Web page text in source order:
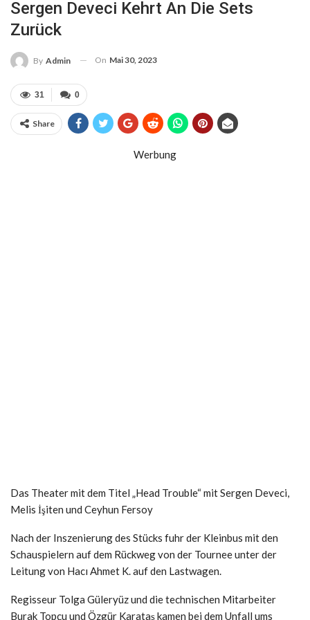
Sergen Deveci Kehrt An Die Sets
Zurück
By Admin On Mai 30, 2023
0
31
Share
Werbung
Das Theater mit dem Titel „Head Trouble“ mit Sergen Deveci,
Melis İşiten und Ceyhun Fersoy
Nach der Inszenierung des Stücks fuhr der Kleinbus mit den
Schauspielern auf dem Rückweg von der Tournee unter der
Leitung von Hacı Ahmet K. auf den Lastwagen.
Regisseur Tolga Güleryüz und die technischen Mitarbeiter
Burak Topçu und Özgür Karataş kamen bei dem Unfall ums